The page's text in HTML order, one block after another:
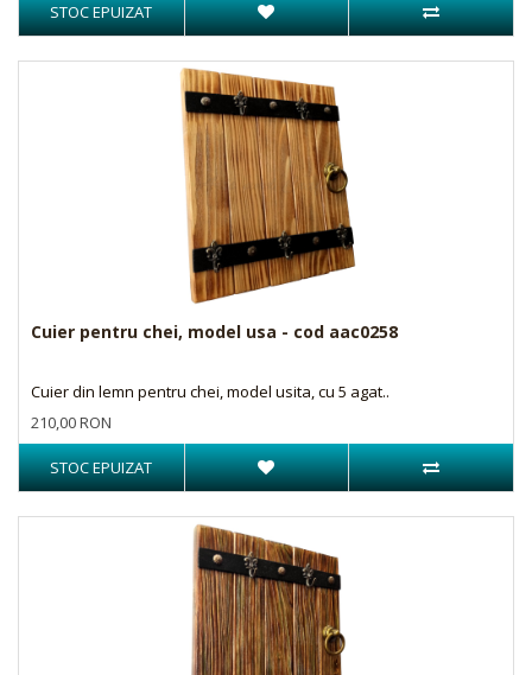
STOC EPUIZAT
Cuier pentru chei, model usa - cod aac0258
Cuier din lemn pentru chei, model usita, cu 5 agat..
210,00 RON
STOC EPUIZAT